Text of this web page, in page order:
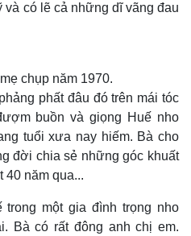
Multimedia
Video
và có lẽ cả những dĩ vãng đau
chụp năm 1970.
phất đâu đó trên mái tóc
buồn và giọng Huế nho
tuổi xưa nay hiếm. Bà cho
đời chia sẻ những góc khuất
40 năm qua...
trong một gia đình trọng nho
Bà có rất đông anh chị em.